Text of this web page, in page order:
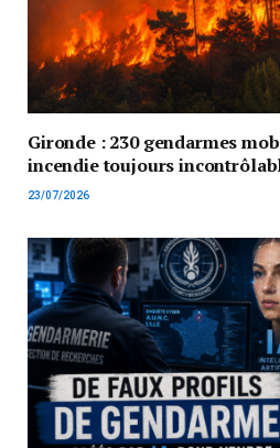
Gironde : 230 gendarmes
incendie toujours
23/07/2026